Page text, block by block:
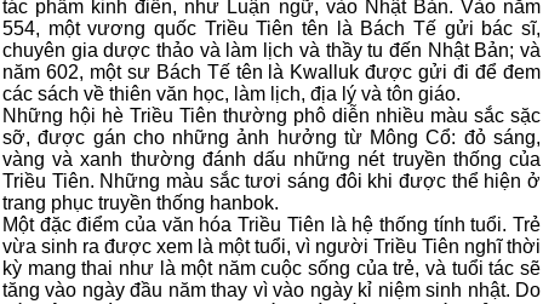
tác phẩm kinh điển, như Luận ngữ, vào Nhật Bản. Vào năm
554, một vương quốc Triều Tiên tên là Bách Tế gửi bác sĩ,
chuyên gia dược thảo và làm lịch và thầy tu đến Nhật Bản; và
năm 602, một sư Bách Tế tên là Kwalluk được gửi đi để đem
các sách về thiên văn học, làm lịch, địa lý và tôn giáo.
Những hội hè Triều Tiên thường phô diễn nhiều màu sắc sặc
sỡ, được gán cho những ảnh hưởng từ Mông Cổ: đỏ sáng,
vàng và xanh thường đánh dấu những nét truyền thống của
Triều Tiên. Những màu sắc tươi sáng đôi khi được thể hiện ở
trang phục truyền thống hanbok.
Một đặc điểm của văn hóa Triều Tiên là hệ thống tính tuổi. Trẻ
vừa sinh ra được xem là một tuổi, vì người Triều Tiên nghĩ thời
kỳ mang thai như là một năm cuộc sống của trẻ, và tuổi tác sẽ
tăng vào ngày đầu năm thay vì vào ngày kỉ niệm sinh nhật. Do